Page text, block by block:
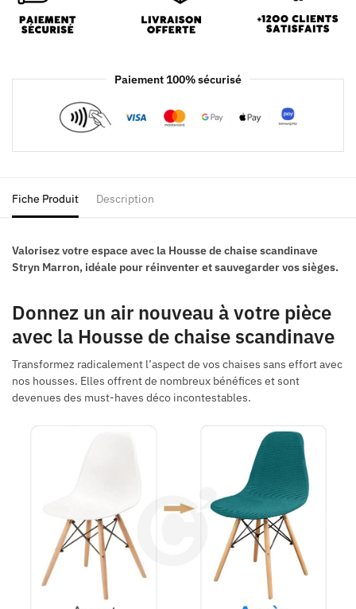
Paiement 100% sécurisé
Fiche Produit Description
Valorisez votre espace avec la Housse de chaise scandinave
Stryn Marron, idéale pour réinventer et sauvegarder vos sièges.
Donnez un air nouveau à votre pièce
avec la Housse de chaise scandinave
Transformez radicalement l’aspect de vos chaises sans effort avec
nos housses. Elles offrent de nombreux bénéfices et sont
devenues des must-haves déco incontestables.